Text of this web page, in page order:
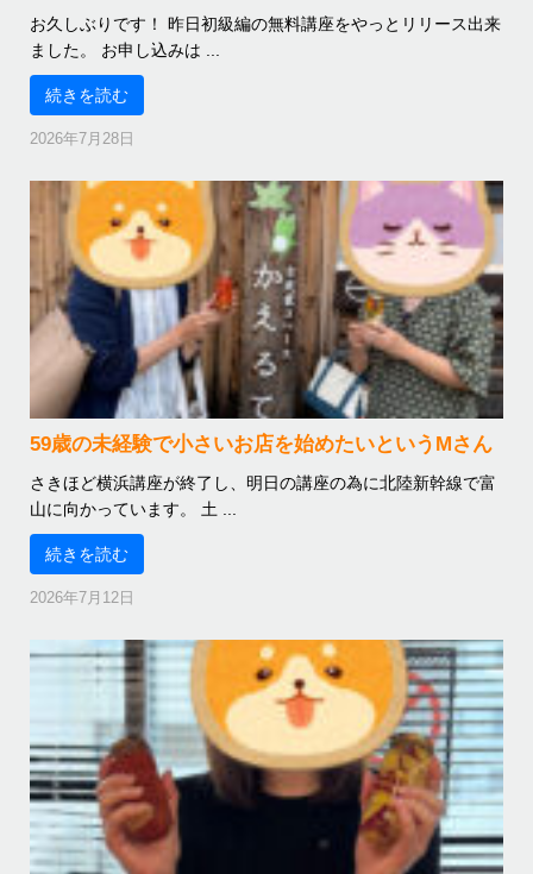
お久しぶりです！ 昨日初級編の無料講座をやっとリリース出来
ました。 お申し込みは ...
続きを読む
2026年7月28日
59歳の未経験で小さいお店を始めたいというMさん
さきほど横浜講座が終了し、明日の講座の為に北陸新幹線で富
山に向かっています。 土 ...
続きを読む
2026年7月12日